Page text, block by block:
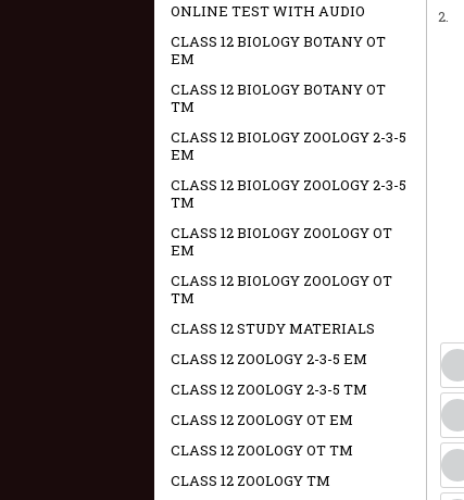
2.
ONLINE TEST WITH AUDIO
CLASS 12 BIOLOGY BOTANY OT
EM
CLASS 12 BIOLOGY BOTANY OT
TM
CLASS 12 BIOLOGY ZOOLOGY 2-3-5
EM
CLASS 12 BIOLOGY ZOOLOGY 2-3-5
TM
CLASS 12 BIOLOGY ZOOLOGY OT
EM
CLASS 12 BIOLOGY ZOOLOGY OT
TM
CLASS 12 STUDY MATERIALS
CLASS 12 ZOOLOGY 2-3-5 EM
CLASS 12 ZOOLOGY 2-3-5 TM
CLASS 12 ZOOLOGY OT EM
CLASS 12 ZOOLOGY OT TM
CLASS 12 ZOOLOGY TM